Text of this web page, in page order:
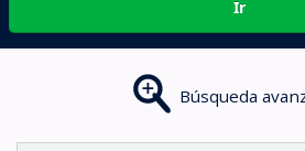
Ir
Búsqueda